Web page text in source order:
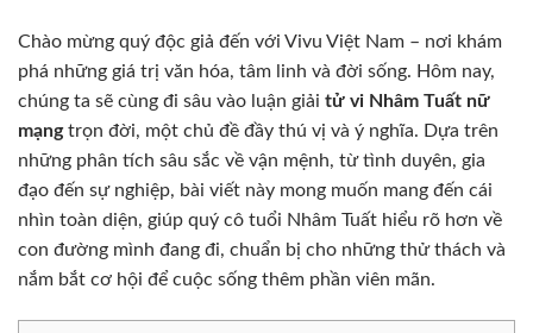
Chào mừng quý độc giả đến với Vivu Việt Nam – nơi khám
phá những giá trị văn hóa, tâm linh và đời sống. Hôm nay,
chúng ta sẽ cùng đi sâu vào luận giải tử vi Nhâm Tuất nữ
mạngtrọn đời, một chủ đề đầy thú vị và ý nghĩa. Dựa trên
những phân tích sâu sắc về vận mệnh, từ tình duyên, gia
đạo đến sự nghiệp, bài viết này mong muốn mang đến cái
nhìn toàn diện, giúp quý cô tuổi Nhâm Tuất hiểu rõ hơn về
con đường mình đang đi, chuẩn bị cho những thử thách và
nắm bắt cơ hội để cuộc sống thêm phần viên mãn.